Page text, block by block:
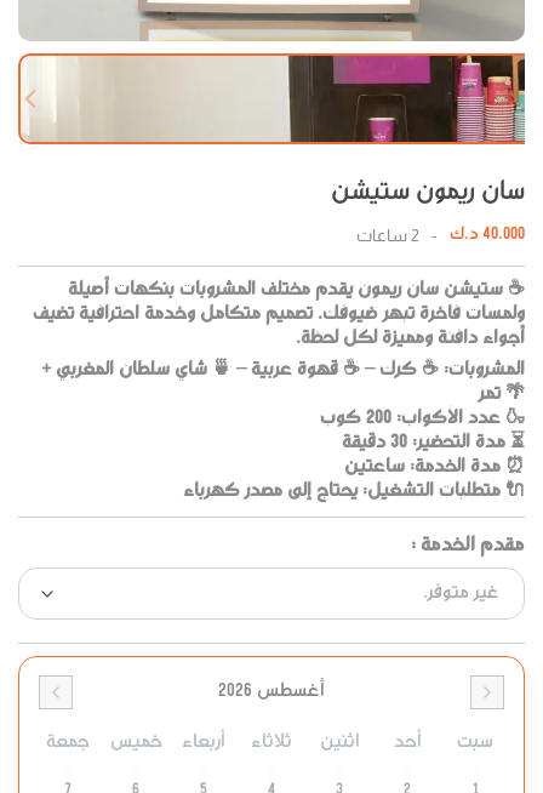
Next slide
سان ريمون ستيشن
40.000د.ك -
2 ساعات
☕ ستيشن سان ريمون يقدم مختلف المشروبات بنكهات أصيلة
ولمسات فاخرة تبهر ضيوفك. تصميم متكامل وخدمة احترافية تضيف
أجواء دافئة ومميزة لكل لحظة.
المشروبات: ☕ كرك – ☕ قهوة عربية – 🍵 شاي سلطان المغربي +
🌴 تمر
🍶 عدد الأكواب: 200 كوب
⏳ مدة التحضير: 30 دقيقة
⏰ مدة الخدمة: ساعتين
🔌 متطلبات التشغيل: يحتاج إلى مصدر كهرباء
مقدم الخدمة :
أغسطس 2026
سبت
أحد اثنين ثلاثاء أربعاء خميس جمعة